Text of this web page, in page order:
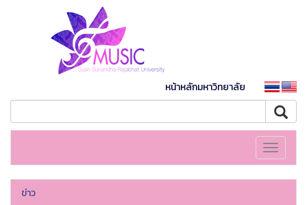
หน้าหลักมหาวิทยาลัย
Toggle
ข่าว